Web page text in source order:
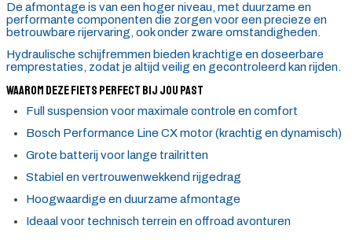
De afmontage is van een hoger niveau, met duurzame en
performante componenten die zorgen voor een precieze en
betrouwbare rijervaring, ook onder zware omstandigheden.
Hydraulische schijfremmen bieden krachtige en doseerbare
remprestaties, zodat je altijd veilig en gecontroleerd kan rijden.
Waarom deze fiets perfect bij jou past
Full suspension voor maximale controle en comfort
Bosch Performance Line CX motor (krachtig en dynamisch)
Grote batterij voor lange trailritten
Stabiel en vertrouwenwekkend rijgedrag
Hoogwaardige en duurzame afmontage
Ideaal voor technisch terrein en offroad avonturen